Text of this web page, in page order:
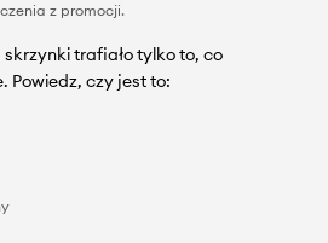
z promocji.
trafiało tylko to, co
Powiedz, czy jest to: